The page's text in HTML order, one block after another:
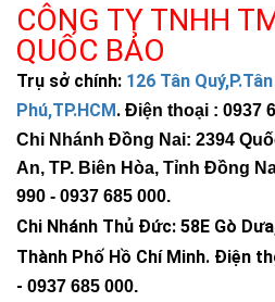
CÔNG TY TNHH
QUỐC BẢO
Trụ sở chính: 126 Tân
Phú,TP.HCM. Điện thoại : 0937
Chi Nhánh Đồng Nai: 2394
An, TP. Biên Hòa, Tỉnh Đồng
990 - 0937 685 000.
Chi Nhánh Thủ Đức: 58E Gò
Thành Phố Hồ Chí Minh. Điện
- 0937 685 000.